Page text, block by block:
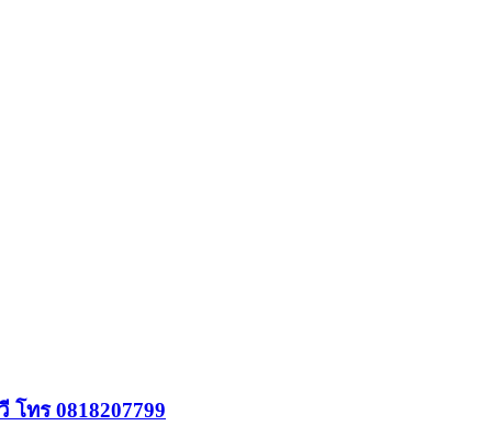
ทร 0818207799